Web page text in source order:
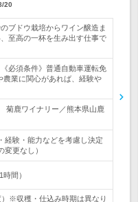
20
ブドウ栽培からワイン醸造ま
至高の一杯を生み出す仕事で
必須条件》普通自動車運転免
業に関心があれば、経験や
菊鹿ワイナリー／熊本県山鹿
経験・能力などを考慮し決定
更なし）
間）
※収穫・仕込み時期は異なり